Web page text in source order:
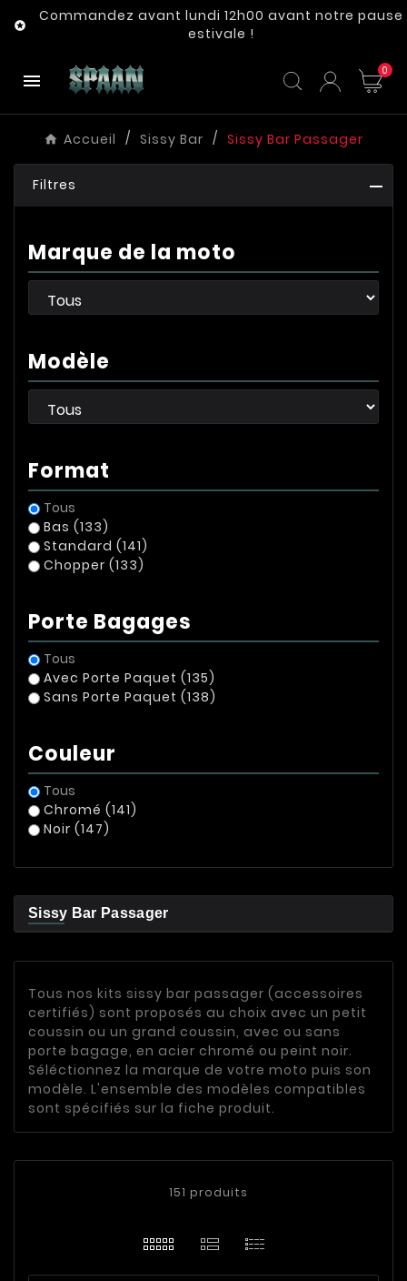

Commandez avant lundi 12h00 avant notre pause
estivale !
 0
Accueil Sissy Bar Sissy Bar Passager
Filtres
Marque de la moto
Modèle
Format
Tous
Bas (133)
Standard (141)
Chopper (133)
Porte Bagages
Tous
Avec Porte Paquet (135)
Sans Porte Paquet (138)
Couleur
Tous
Chromé (141)
Noir (147)
Sissy Bar Passager
Tous nos kits sissy bar passager (accessoires
certifiés) sont proposés au choix avec un petit
coussin ou un grand coussin, avec ou sans
porte bagage, en acier chromé ou peint noir.
Séléctionnez la marque de votre moto puis son
modèle. L'ensemble des modèles compatibles
sont spécifiés sur la fiche produit.
151 produits